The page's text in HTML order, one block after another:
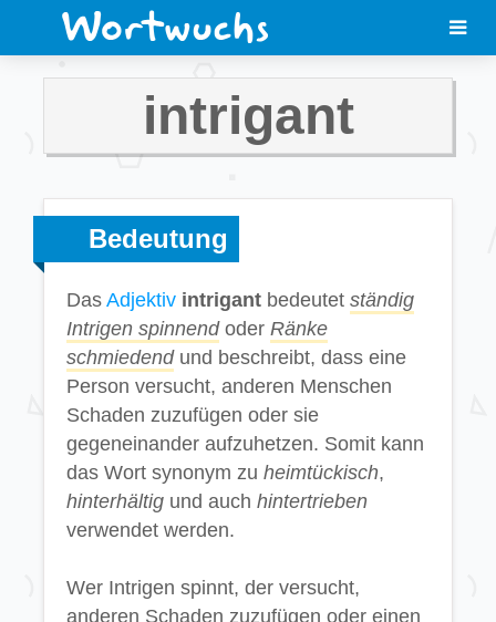
intrigant
Bedeutung
Das Adjektiv intrigant bedeutet ständig
Intrigen spinnendoder Ränke
schmiedendund beschreibt, dass eine
Person versucht, anderen Menschen
Schaden zuzufügen oder sie
gegeneinander aufzuhetzen. Somit kann
das Wort synonym zu heimtückisch,
hinterhältig und auch hintertrieben
verwendet werden.
Wer Intrigen spinnt, der versucht,
anderen Schaden zuzufügen oder einen